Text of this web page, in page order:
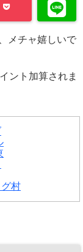
メチャ嬉しいで
ント加算されま
村